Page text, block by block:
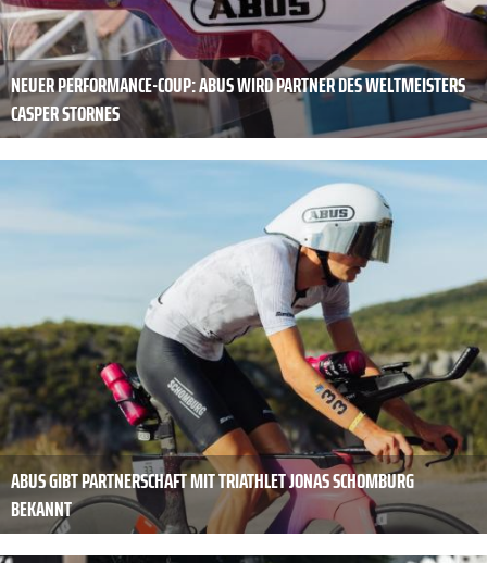
NEUER PERFORMANCE-COUP: ABUS WIRD PARTNER DES WELTMEISTERS
CASPER STORNES
ABUS GIBT PARTNERSCHAFT MIT TRIATHLET JONAS SCHOMBURG
BEKANNT